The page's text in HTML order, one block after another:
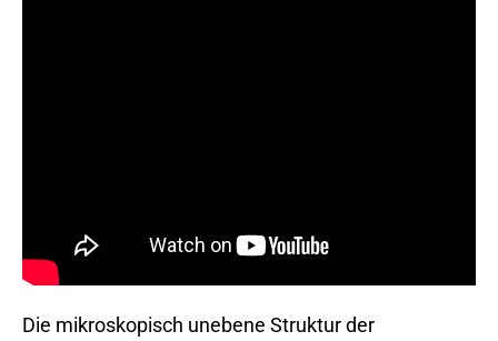
Die mikroskopisch unebene Struktur der